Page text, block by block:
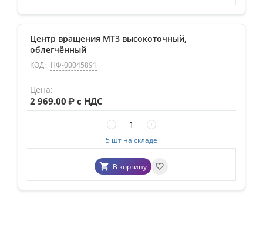
Центр вращения MT3 высокоточный,
облегчённый
КОД: НФ-00045891
2 969.00 ₽ с НДС
+
−
5 шт на складе
В корзину